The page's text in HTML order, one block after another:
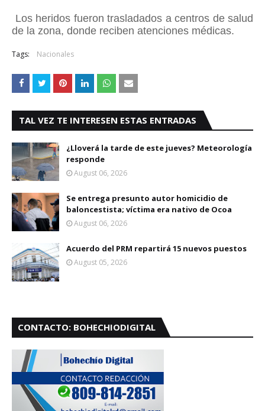
Los heridos fueron trasladados a centros de salud
de la zona, donde reciben atenciones médicas.
Tags: Nacionales
TAL VEZ TE INTERESEN ESTAS ENTRADAS
¿Lloverá la tarde de este jueves? Meteorología
responde
August 06, 2026
Se entrega presunto autor homicidio de
baloncestista; víctima era nativo de Ocoa
August 06, 2026
Acuerdo del PRM repartirá 15 nuevos puestos
August 05, 2026
CONTACTO: BOHECHIODIGITAL